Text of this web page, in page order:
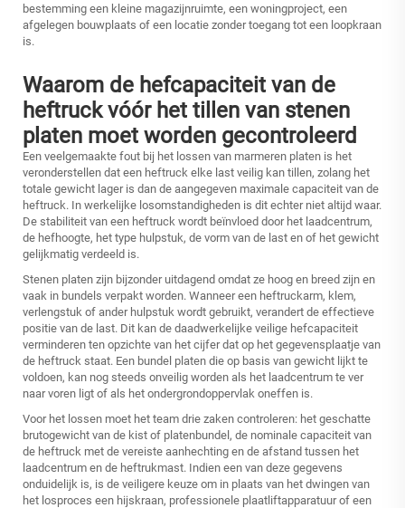
bestemming een kleine magazijnruimte, een woningproject, een
afgelegen bouwplaats of een locatie zonder toegang tot een loopkraan
is.
Waarom de hefcapaciteit van de
heftruck vóór het tillen van stenen
platen moet worden gecontroleerd
Een veelgemaakte fout bij het lossen van marmeren platen is het
veronderstellen dat een heftruck elke last veilig kan tillen, zolang het
totale gewicht lager is dan de aangegeven maximale capaciteit van de
heftruck. In werkelijke losomstandigheden is dit echter niet altijd waar.
De stabiliteit van een heftruck wordt beïnvloed door het laadcentrum,
de hefhoogte, het type hulpstuk, de vorm van de last en of het gewicht
gelijkmatig verdeeld is.
Stenen platen zijn bijzonder uitdagend omdat ze hoog en breed zijn en
vaak in bundels verpakt worden. Wanneer een heftruckarm, klem,
verlengstuk of ander hulpstuk wordt gebruikt, verandert de effectieve
positie van de last. Dit kan de daadwerkelijke veilige hefcapaciteit
verminderen ten opzichte van het cijfer dat op het gegevensplaatje van
de heftruck staat. Een bundel platen die op basis van gewicht lijkt te
voldoen, kan nog steeds onveilig worden als het laadcentrum te ver
naar voren ligt of als het ondergrondoppervlak oneffen is.
Voor het lossen moet het team drie zaken controleren: het geschatte
brutogewicht van de kist of platenbundel, de nominale capaciteit van
de heftruck met de vereiste aanhechting en de afstand tussen het
laadcentrum en de heftrukmast. Indien een van deze gegevens
onduidelijk is, is de veiligere keuze om in plaats van het dwingen van
het losproces een hijskraan, professionele plaatliftapparatuur of een